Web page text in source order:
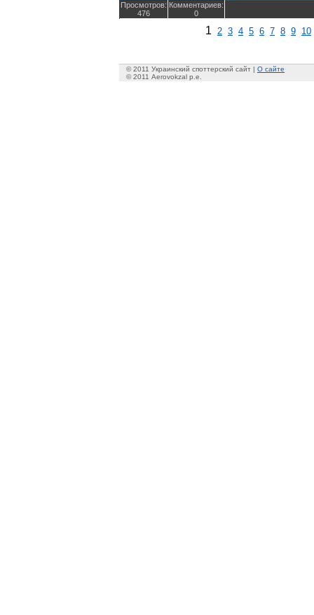
Просмотров:
476
Комментариев:
0
1 2 3 4 5 6 7 8 9 10
© 2011 Украинский споттерский сайт | О сайте
© 2011 Aerovokzal p.e.